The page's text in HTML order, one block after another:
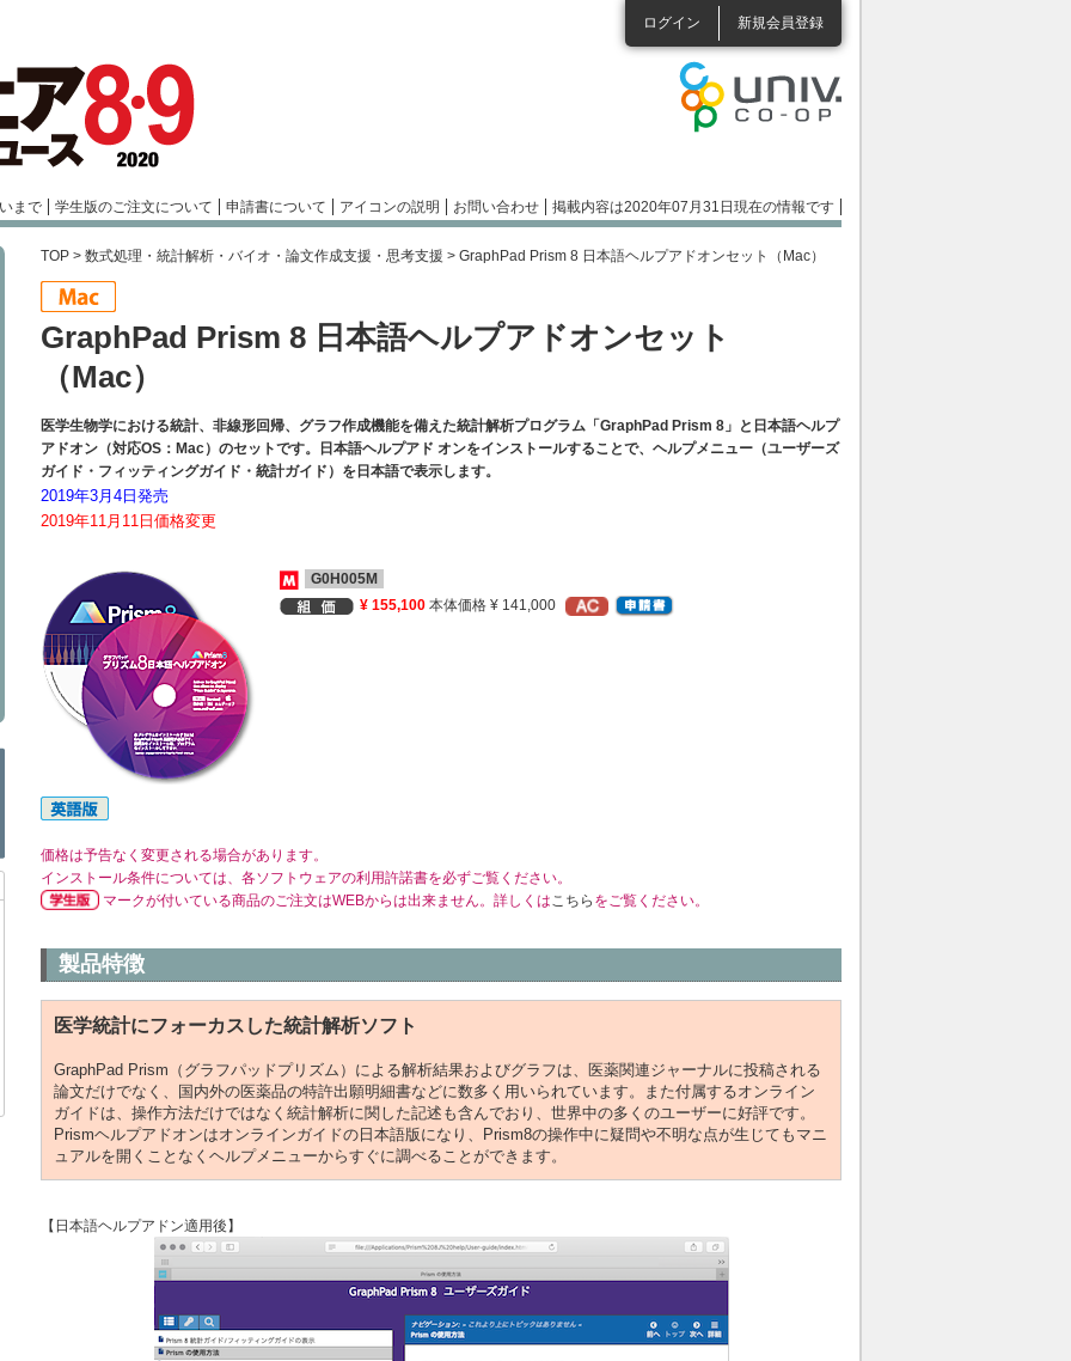
ログイン 新規会員登録
まで 学生版のご注文について 申請書について アイコンの説明 お問い合わせ 掲載内容は2020年07月31日現在の情報です
TOP > 数式処理・統計解析・バイオ・論文作成支援・思考支援 > GraphPad Prism 8 日本語ヘルプアドオンセット（Mac）
GraphPad Prism 8 日本語ヘルプアドオンセット
（Mac）
医学生物学における統計、非線形回帰、グラフ作成機能を備えた統計解析プログラム「GraphPad Prism 8」と日本語ヘルプ
アドオン（対応OS：Mac）のセットです。日本語ヘルプアド オンをインストールすることで、ヘルプメニュー（ユーザーズ
ガイド・フィッティングガイド・統計ガイド）を日本語で表示します。
2019年3月4日発売
2019年11月11日価格変更
G0H005M
¥ 155,100 本体価格 ¥ 141,000
価格は予告なく変更される場合があります。
インストール条件については、各ソフトウェアの利用許諾書を必ずご覧ください。
マークが付いている商品のご注文はWEBからは出来ません。詳しくはこちら をご覧ください。
製品特徴
医学統計にフォーカスした統計解析ソフト
GraphPad Prism（グラフパッドプリズム）による解析結果およびグラフは、医薬関連ジャーナルに投稿される
論文だけでなく、国内外の医薬品の特許出願明細書などに数多く用いられています。また付属するオンライン
ガイドは、操作方法だけではなく統計解析に関した記述も含んでおり、世界中の多くのユーザーに好評です。
Prismヘルプアドオンはオンラインガイドの日本語版になり、Prism8の操作中に疑問や不明な点が生じてもマニ
ュアルを開くことなくヘルプメニューからすぐに調べることができます。
【日本語ヘルプアドン適用後】